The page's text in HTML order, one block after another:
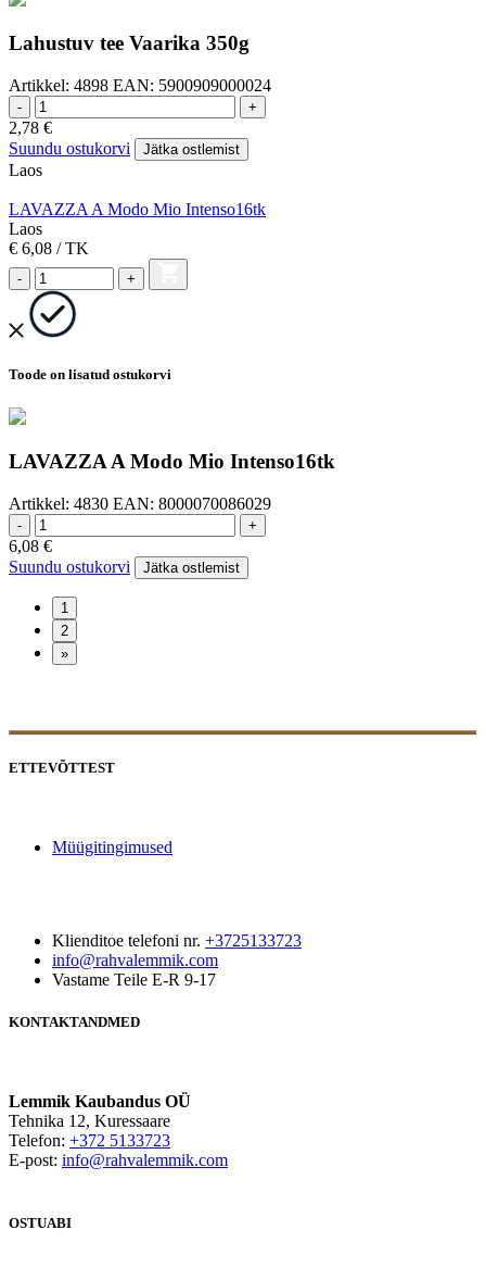
Lahustuv tee Vaarika 350g
Artikkel: 4898 EAN: 5900909000024
- +
2,78 €
Suundu ostukorvi
Jätka ostlemist
Laos
LAVAZZA A Modo Mio Intenso16tk
Laos
€ 6,08 / TK
- +
Toode on lisatud ostukorvi
LAVAZZA A Modo Mio Intenso16tk
Artikkel: 4830 EAN: 8000070086029
- +
6,08 €
Suundu ostukorvi
Jätka ostlemist
ETTEVÕTTEST
Müügitingimused
Klienditoe telefoni nr. +3725133723
info@rahvalemmik.com
Vastame Teile E-R 9-17
KONTAKTANDMED
Lemmik Kaubandus OÜ
Tehnika 12, Kuressaare
Telefon: +372 5133723
E-post: info@rahvalemmik.com
OSTUABI